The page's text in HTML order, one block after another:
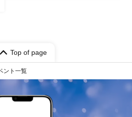
Top of page
ント一覧